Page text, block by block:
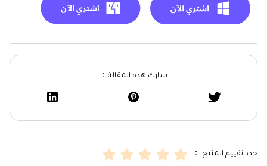
شارك هذه المقالة：
حدد تقييم المنتج ：